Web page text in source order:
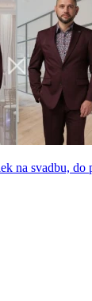
na svadbu, do